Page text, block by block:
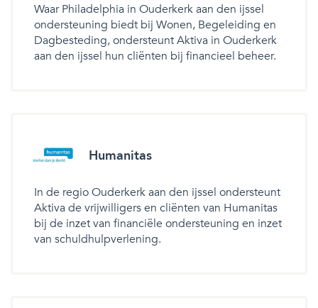
Waar Philadelphia in Ouderkerk aan den ijssel
ondersteuning biedt bij Wonen, Begeleiding en
Dagbesteding, ondersteunt Aktiva in Ouderkerk
aan den ijssel hun cliënten bij financieel beheer.
Humanitas
In de regio Ouderkerk aan den ijssel ondersteunt
Aktiva de vrijwilligers en cliënten van Humanitas
bij de inzet van financiële ondersteuning en inzet
van schuldhulpverlening.